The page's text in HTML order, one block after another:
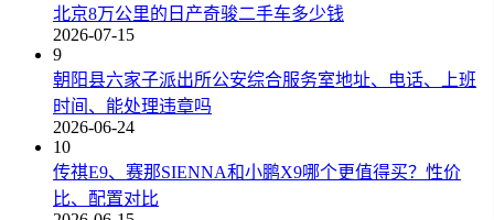
北京8万公里的日产奇骏二手车多少钱
2026-07-15
9
朝阳县六家子派出所公安综合服务室地址、电话、上班
时间、能处理违章吗
2026-06-24
10
传祺E9、赛那SIENNA和小鹏X9哪个更值得买？性价
比、配置对比